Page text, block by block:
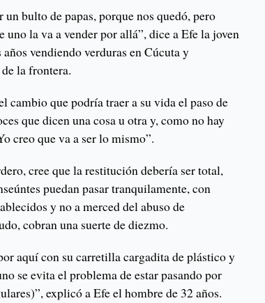
bulto de papas, porque nos quedó, pero
uno la va a vender por allá”, dice a Efe la joven
vendiendo verduras en Cúcuta y
la frontera.
cambio que podría traer a su vida el paso de
que dicen una cosa u otra y, como no hay
creo que va a ser lo mismo”.
cree que la restitución debería ser total,
puedan pasar tranquilamente, con
y no a merced del abuso de
cobran una suerte de diezmo.
aquí con su carretilla cargadita de plástico y
se evita el problema de estar pasando por
explicó a Efe el hombre de 32 años.